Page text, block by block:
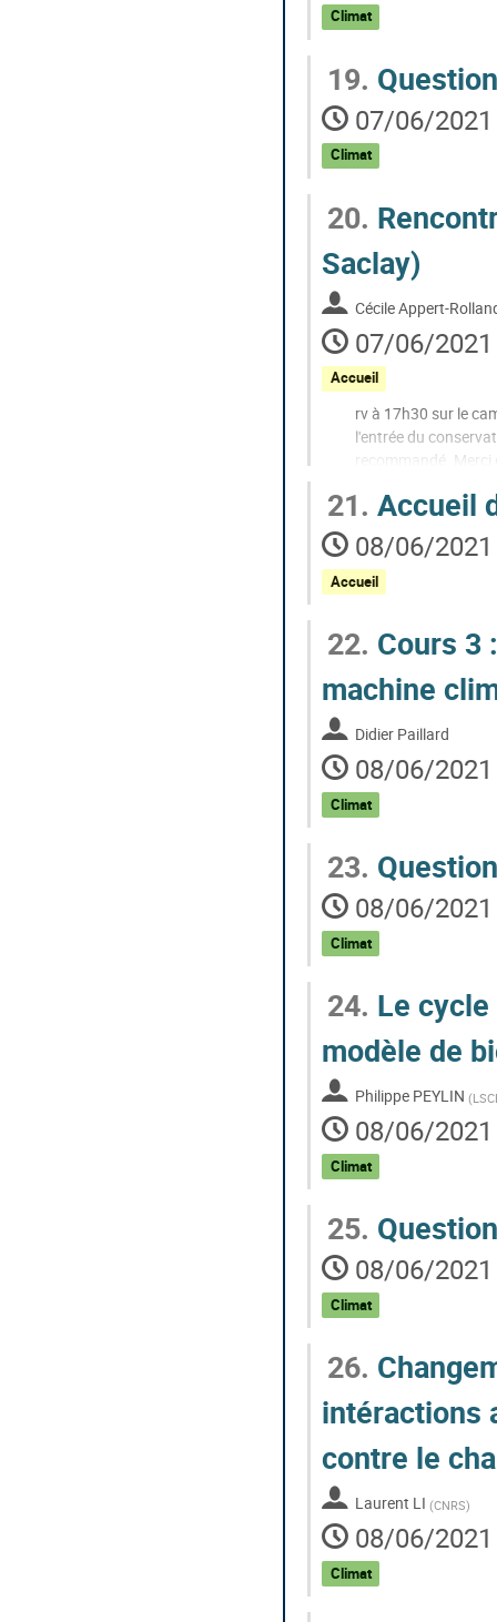
Climat
19.
07/06/
Climat
20.
Saclay)
Cécile Appert-
07/06/
Accueil
rv à 17h30 sur le
l'entrée du
recommandé.
Aller
à
la
page
la
contribution
21. Accueil
08/06/
Accueil
22. Cours 3
machine
Didier Paillard
08/06/
Climat
23.
08/06/
Climat
24. Le
modèle de
Philippe PEYLIN (
08/06/
Climat
25.
08/06/
Climat
26.
intéractions
contre le
Laurent LI (CNRS)
08/06/
Climat